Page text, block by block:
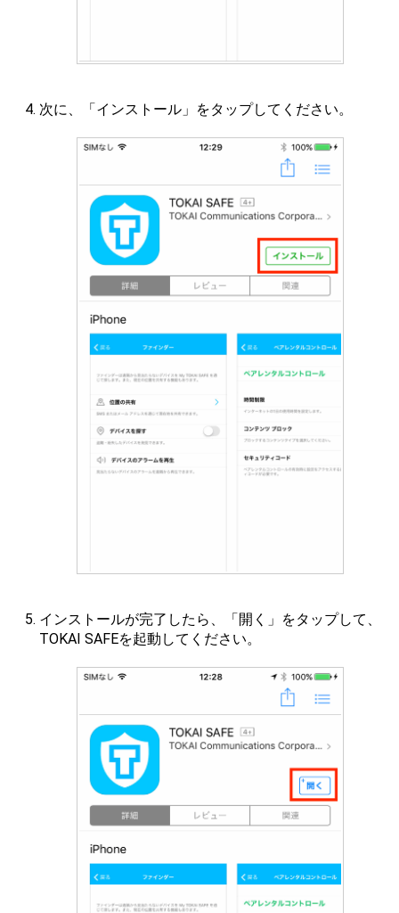
次に、「インストール」をタップしてください。
インストールが完了したら、「開く」をタップして、
TOKAI SAFEを起動してください。